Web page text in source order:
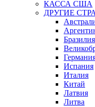
КАССА США
ДРУГИЕ
Бразилия
Испания
Италия
Китай
Латвия
Литва